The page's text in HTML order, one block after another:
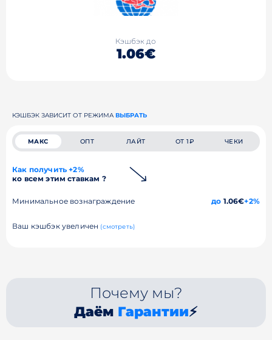
Кэшбэк до
1.06€
КЭШБЭК ЗАВИСИТ ОТ РЕЖИМА ВЫБРАТЬ
МАКС ОПТ ЛАЙТ ОТ 1₽ ЧЕКИ
Как получить +2%
ко всем этим ставкам ?
Минимальное вознаграждение до 1.06€+2%
Ваш кэшбэк увеличен (смотреть)
Почему мы?
Даём Гарантии⚡